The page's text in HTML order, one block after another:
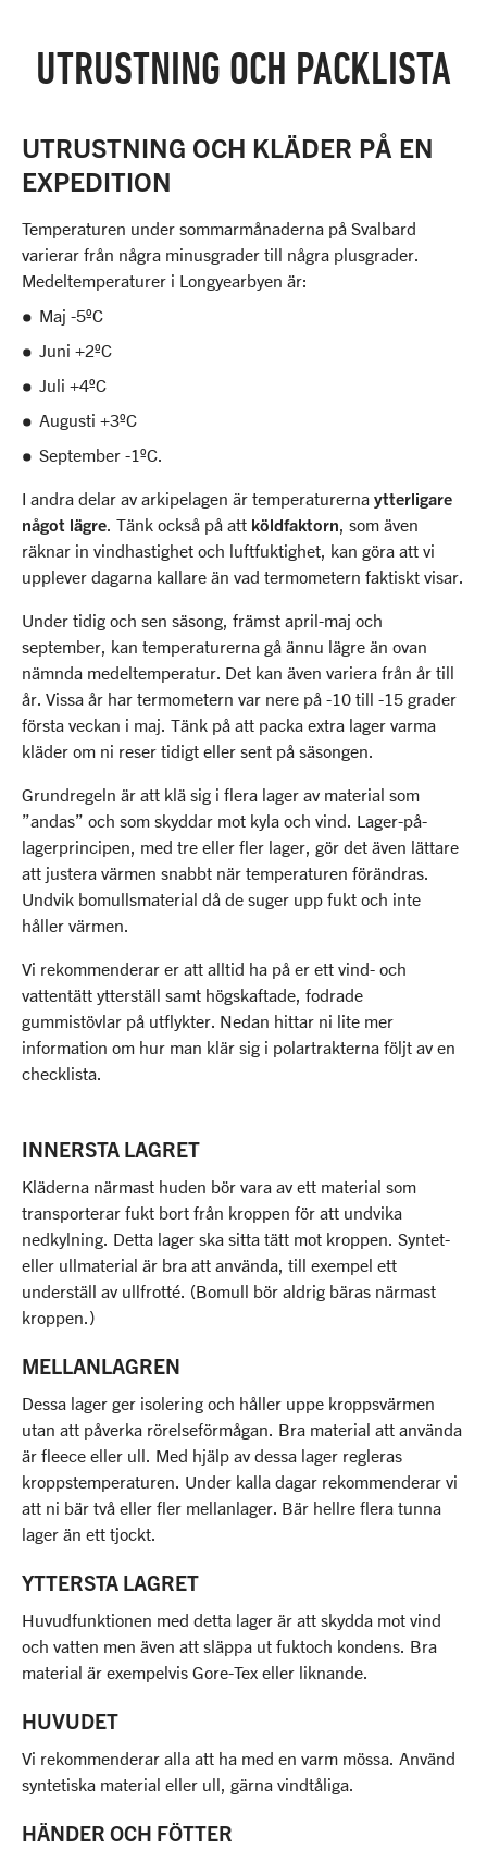
UTRUSTNING OCH PACKLISTA
UTRUSTNING OCH KLÄDER PÅ EN
EXPEDITION
Temperaturen under sommarmånaderna på Svalbard
varierar från några minusgrader till några plusgrader.
Medeltemperaturer i Longyearbyen är:
Maj -5ºC
Juni +2ºC
Juli +4ºC
Augusti +3ºC
September -1ºC.
I andra delar av arkipelagen är temperaturerna ytterligare
något lägre. Tänk också på att köldfaktorn, som även
räknar in vindhastighet och luftfuktighet, kan göra att vi
upplever dagarna kallare än vad termometern faktiskt visar.
Under tidig och sen säsong, främst april-maj och
september, kan temperaturerna gå ännu lägre än ovan
nämnda medeltemperatur. Det kan även variera från år till
år. Vissa år har termometern var nere på -10 till -15 grader
första veckan i maj. Tänk på att packa extra lager varma
kläder om ni reser tidigt eller sent på säsongen.
Grundregeln är att klä sig i flera lager av material som
”andas” och som skyddar mot kyla och vind. Lager-på-
lagerprincipen, med tre eller fler lager, gör det även lättare
att justera värmen snabbt när temperaturen förändras.
Undvik bomullsmaterial då de suger upp fukt och inte
håller värmen.
Vi rekommenderar er att alltid ha på er ett vind- och
vattentätt ytterställ samt högskaftade, fodrade
gummistövlar på utflykter. Nedan hittar ni lite mer
information om hur man klär sig i polartrakterna följt av en
checklista.
INNERSTA LAGRET
Kläderna närmast huden bör vara av ett material som
transporterar fukt bort från kroppen för att undvika
nedkylning. Detta lager ska sitta tätt mot kroppen. Syntet-
eller ullmaterial är bra att använda, till exempel ett
underställ av ullfrotté. (Bomull bör aldrig bäras närmast
kroppen.)
MELLANLAGREN
Dessa lager ger isolering och håller uppe kroppsvärmen
utan att påverka rörelseförmågan. Bra material att använda
är fleece eller ull. Med hjälp av dessa lager regleras
kroppstemperaturen. Under kalla dagar rekommenderar vi
att ni bär två eller fler mellanlager. Bär hellre flera tunna
lager än ett tjockt.
YTTERSTA LAGRET
Huvudfunktionen med detta lager är att skydda mot vind
och vatten men även att släppa ut fuktoch kondens. Bra
material är exempelvis Gore-Tex eller liknande.
HUVUDET
Vi rekommenderar alla att ha med en varm mössa. Använd
syntetiska material eller ull, gärna vindtåliga.
HÄNDER OCH FÖTTER